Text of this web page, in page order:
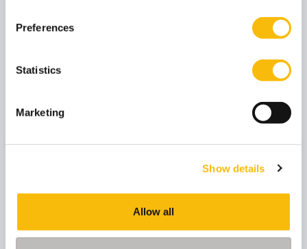
Preferences
Statistics
Marketing
Show details
Allow all
effectief te blijven onder spanning. In het New
Board Program ontwikkel je jouw besluitvorming,
praktijk.
Advanced Management Program
Startdatum:
22 maart 2027